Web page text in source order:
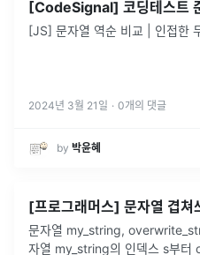
[CodeSignal] 코딩테스트
[JS] 문자열 역순 비교 | 인접한
2024년 3월 21일 · 0개의 댓글
by 박윤혜
[프로그래머스] 문자열 겹쳐
문자열 my_string,
자열 my_string의 인덱스 s부